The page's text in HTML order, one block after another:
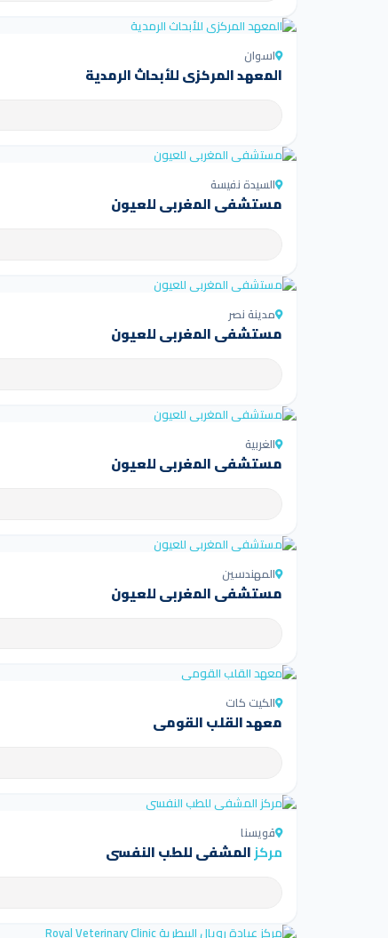
اسوان
المعهد المركزي للأبحاث الرمدية
السيدة نفيسة
مستشفى المغربي للعيون
مدينة نصر
مستشفى المغربي للعيون
الغربية
مستشفى المغربي للعيون
المهندسين
مستشفى المغربي للعيون
الكيت كات
معهد القلب القومي
قويسنا
مركزالمشفى للطب النفسي